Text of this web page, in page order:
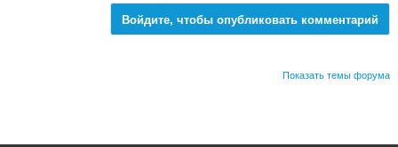
Войдите, чтобы опубликовать комментарий
Показать темы форума